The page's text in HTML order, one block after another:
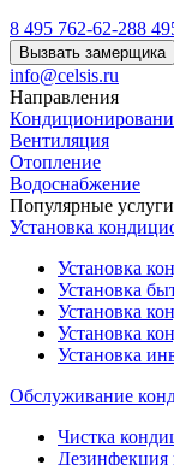
8 495 762-62-288
Вызвать замерщика
info@celsis.ru
Направления
Вентиляция
Отопление
Водоснабжение
Популярные услуги
Установка
Установка
Установка
Установка
Установка
Установка
Обслуживание
Чистка
Дезинфекция